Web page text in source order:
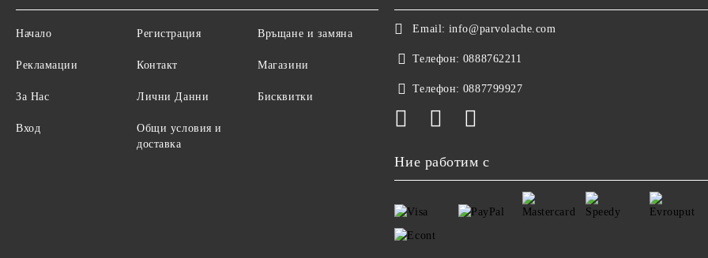
Начало
Рекламации
За Нас
Вход
Регистрация
Контакт
Лични Данни
Общи условия и
доставка
Връщане и замяна
Магазини
Бисквитки
Email: info@parvolache.com
Телефон: 0888762211
Телефон: 0887799927
Ние работим с